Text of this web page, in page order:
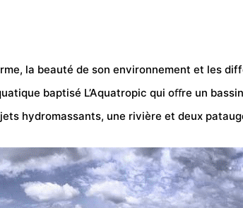
la beauté de son environnement et les
baptisé L’Aquatropic qui oﬀre un
hydromassants, une rivière et deux